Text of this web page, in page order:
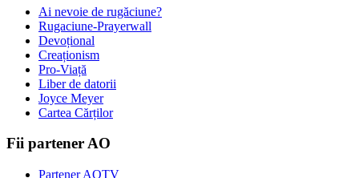
Ai nevoie de rugăciune?
Rugaciune-Prayerwall
Devoțional
Creaționism
Pro-Viață
Liber de datorii
Joyce Meyer
Cartea Cărților
Fii partener AO
Partener AOTV